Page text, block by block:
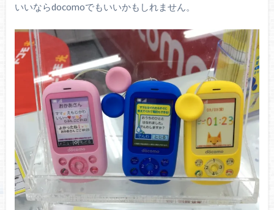
いいならdocomoでもいいかもしれません。